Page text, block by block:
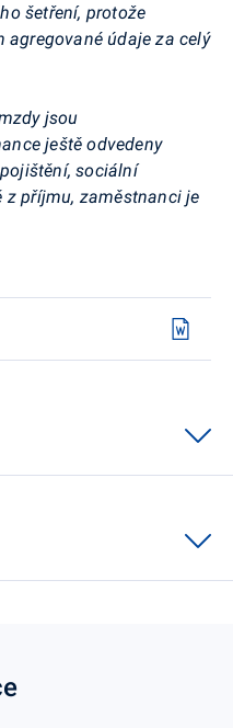
šetření, protože
agregované údaje za celý
jsou
ještě odvedeny
sociální
z příjmu, zaměstnanci je